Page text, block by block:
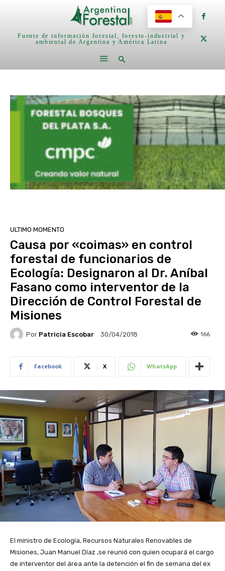
Fuente de información forestal, foresto-industrial y
ambiental de Argentina y América Latina
ULTIMO MOMENTO
Causa por «coimas» en control
forestal de funcionarios de
Ecología: Designaron al Dr. Aníbal
Fasano como interventor de la
Dirección de Control Forestal de
Misiones
Por Patricia Escobar 30/04/2018 166
Facebook X WhatsApp
El ministro de Ecología, Recursos Naturales Renovables de
Misiones, Juan Manuel Díaz ,se reunió con quien ocupará el cargo
de interventor del área ante la detención el fin de semana del ex